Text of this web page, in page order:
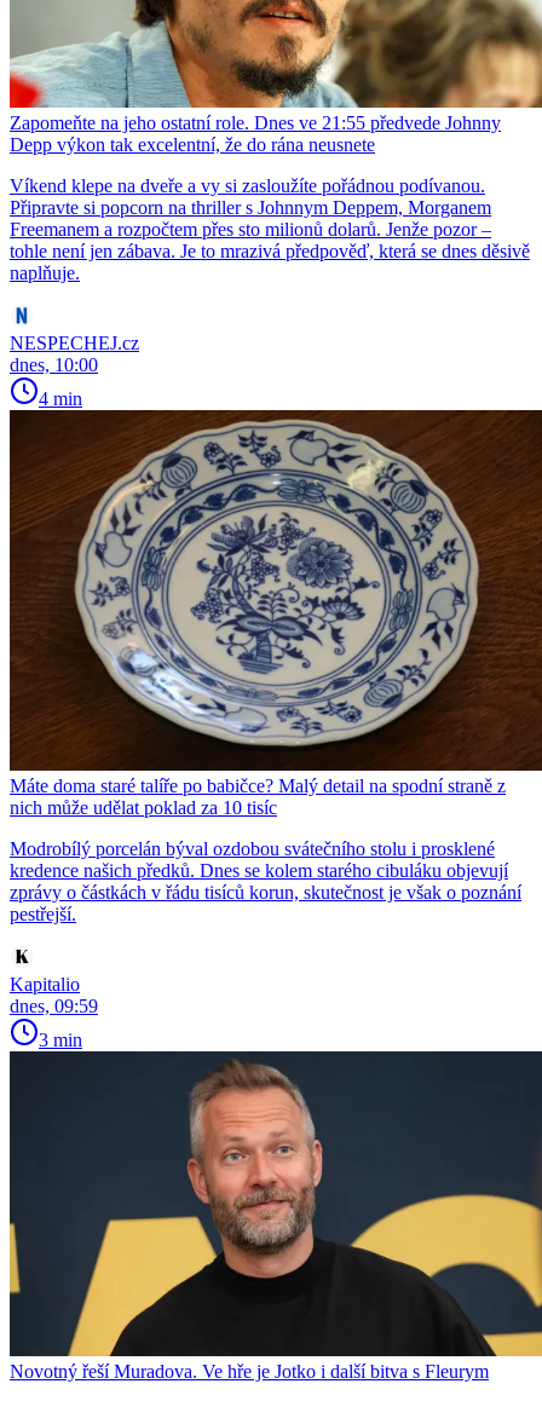
Zapomeňte na jeho ostatní role. Dnes ve 21:55 předvede Johnny
Depp výkon tak excelentní, že do rána neusnete
Víkend klepe na dveře a vy si zasloužíte pořádnou podívanou.
Připravte si popcorn na thriller s Johnnym Deppem, Morganem
Freemanem a rozpočtem přes sto milionů dolarů. Jenže pozor –
tohle není jen zábava. Je to mrazivá předpověď, která se dnes děsivě
naplňuje.
NESPECHEJ.cz
dnes, 10:00
4 min
Máte doma staré talíře po babičce? Malý detail na spodní straně z
nich může udělat poklad za 10 tisíc
Modrobílý porcelán býval ozdobou svátečního stolu i prosklené
kredence našich předků. Dnes se kolem starého cibuláku objevují
zprávy o částkách v řádu tisíců korun, skutečnost je však o poznání
pestřejší.
Kapitalio
dnes, 09:59
3 min
Novotný řeší Muradova. Ve hře je Jotko i další bitva s Fleurym